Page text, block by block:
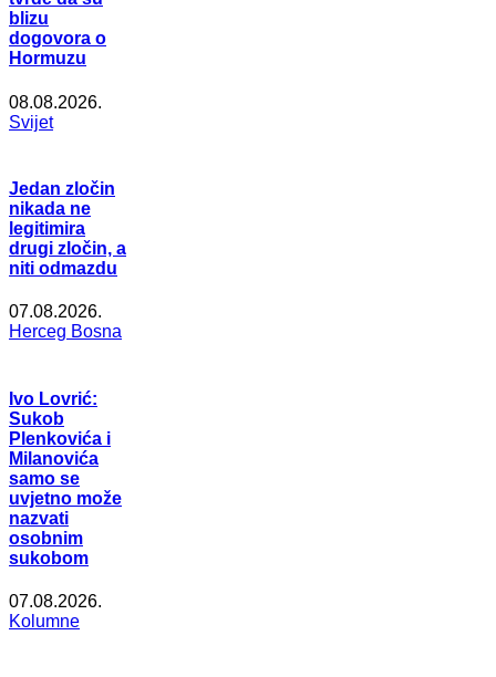
blizu
dogovora o
Hormuzu
08.08.2026.
Svijet
Jedan zločin
nikada ne
legitimira
drugi zločin, a
niti odmazdu
07.08.2026.
Herceg Bosna
Ivo Lovrić:
Sukob
Plenkovića i
Milanovića
samo se
uvjetno može
nazvati
osobnim
sukobom
07.08.2026.
Kolumne